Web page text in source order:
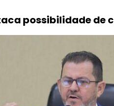
possibilidade de